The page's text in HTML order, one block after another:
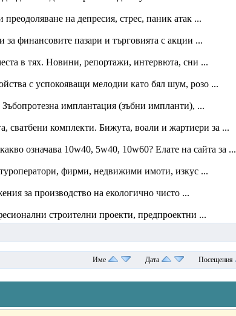
на депресия, стрес, паник атак ...
финансовите пазари и търговията с акции ...
в тях. Новини, репортажи, интервюта, сни ...
с успокояващи мелодии като бял шум, розо ...
имплантация (зъбни импланти), ...
сватбени комплекти. Бижута, воали и жартиери за ...
означава 10w40, 5w40, 10w60? Елате на сайта за ...
фирми, недвижими имоти, изкус ...
за производство на екологично чисто ...
строителни проекти, предпроектни ...
Име Дата Посещения